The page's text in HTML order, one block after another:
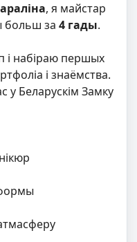
, я майстар
больш за 4 гады.
і набіраю першых
і знаёмства.
у Беларускім Замку